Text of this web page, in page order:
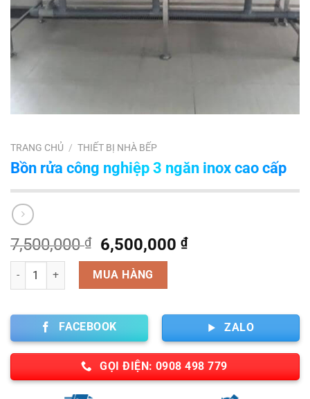
TRANG CHỦ / THIẾT BỊ NHÀ BẾP
Bồn rửa công nghiệp 3 ngăn inox cao cấp
7,500,000₫
Giá
gốc
là:
7,500,000 ₫.
6,500,000₫Giá
6,500,000 ₫.
Số lượng MUA HÀNG
FACEBOOK ZALO
GỌI ĐIỆN: 0908 498 779